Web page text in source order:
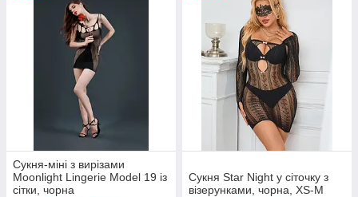
Сукня-міні з вирізами
Moonlight Lingerie Model 19 із
сітки, чорна
Сукня Star Night у сіточку з
візерунками, чорна, XS-M